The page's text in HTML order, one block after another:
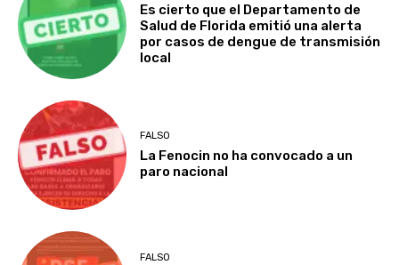
Es cierto que el Departamento de
Salud de Florida emitió una alerta
por casos de dengue de transmisión
local
FALSO
La Fenocin no ha convocado a un
paro nacional
FALSO